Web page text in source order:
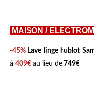
MAISON /
-45% Lave linge hublot
à 409€ au lieu de 749€